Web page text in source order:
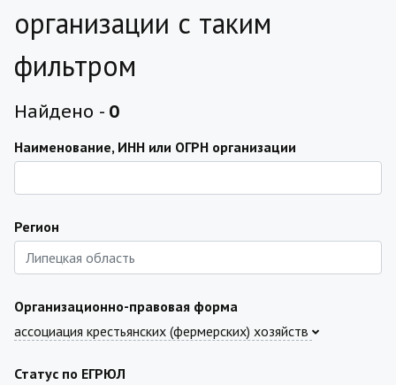
организации с таким
фильтром
Найдено - 0
Наименование, ИНН или ОГРН организации
Регион
Организационно-правовая форма
ассоциация крестьянских (фермерских) хозяйств
Статус по ЕГРЮЛ